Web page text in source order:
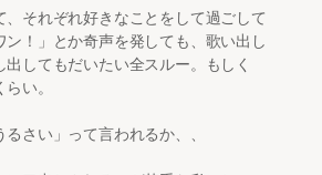
それぞれ好きなことをして過ごして
ン！」とか奇声を発しても、歌い出し
してもだいたい全スルー。もしく
い。
さい」って言われるか、、